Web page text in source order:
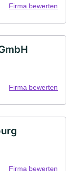
Firma bewerten
Firma bewerten
Firma bewerten